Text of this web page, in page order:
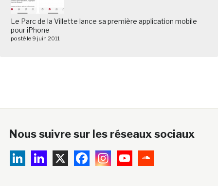
Le Parc de la Villette lance sa première application mobile
pour iPhone
posté le 9 juin 2011
Nous suivre sur les réseaux sociaux